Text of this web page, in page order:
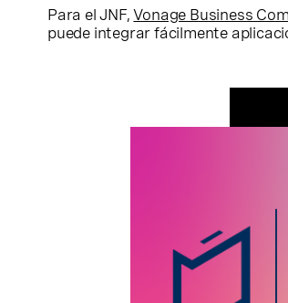
Para el JNF,Vonage Business
puede integrar fácilmente